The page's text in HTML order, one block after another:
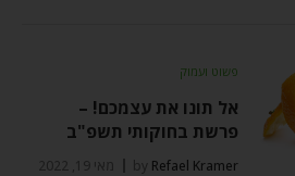
פשוט ועמוק
אל תונו את עצמכם! –
פרשת בחוקותי תשפ"ב
by Refael Kramer מאי 19, 2022